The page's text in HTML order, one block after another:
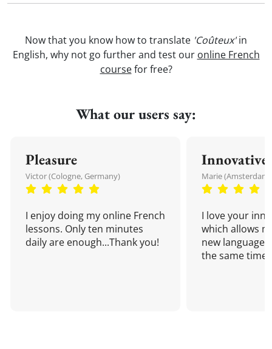
Now that you know how to translate 'Coûteux'in
English, why not go further and test our online French
coursefor free?
What our users say:
Pleasure
Victor (Cologne, Germany)
I enjoy doing my online French
lessons. Only ten minutes
daily are enough...Thank you!
Innovative
Marie
I love your
which allows
new language
the same time!